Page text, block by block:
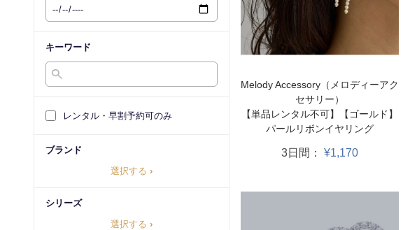
キーワード
レンタル・早割予約可のみ
ブランド
選択する ›
シリーズ
選択する ›
Melody Accessory（メロディーアク
セサリー）
【単品レンタル不可】【ゴールド】
パールリボンイヤリング
3日間： ¥1,170